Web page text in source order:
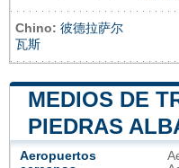
Chino: 彼德拉萨尔
瓦斯
MEDIOS DE
PIEDRAS
Aeropuertos